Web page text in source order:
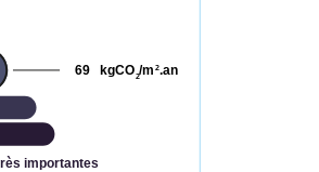
importantes
kgCO2/m 2.an
69